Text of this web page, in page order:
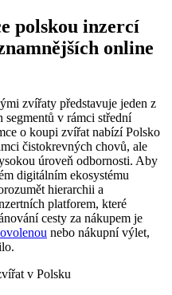
polskou inzercí
online
zvířaty představuje jeden z
segmentů v rámci střední
o koupi zvířat nabízí Polsko
čistokrevných chovů, ale
úroveň odbornosti. Aby
digitálním ekosystému
hierarchii a
platforem, které
cesty za nákupem je
nebo nákupní výlet,